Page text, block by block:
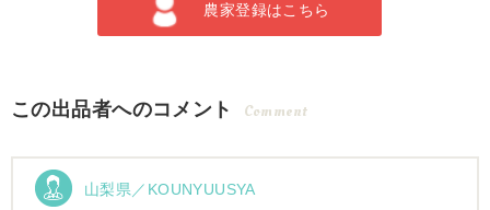
農家登録はこちら
この出品者へのコメント Comment
山梨県／KOUNYUUSYA